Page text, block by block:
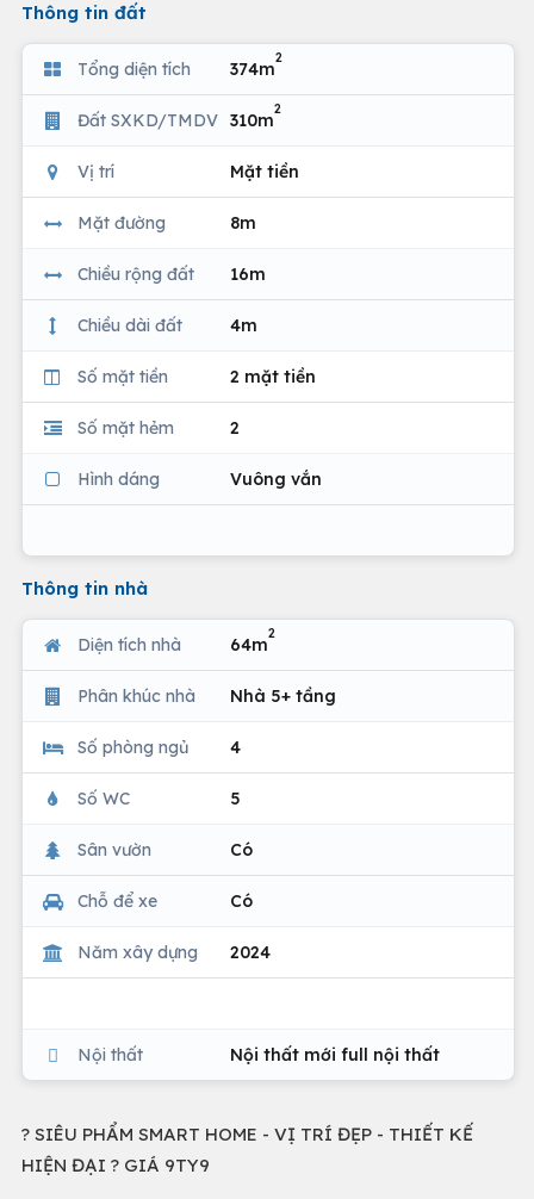
Thông tin đất
Tổng diện tích 374m
2
Đất SXKD/TMDV 310m
2
Vị trí Mặt tiền
Mặt đường 8m
Chiều rộng đất 16m
Chiều dài đất 4m
Số mặt tiền 2 mặt tiền
Số mặt hẻm 2
Hình dáng Vuông vắn
Thông tin nhà
Diện tích nhà 64m
2
Phân khúc nhà Nhà 5+ tầng
Số phòng ngủ 4
Số WC 5
Sân vườn Có
Chỗ để xe Có
Năm xây dựng 2024
Nội thất Nội thất mới full nội thất
? SIÊU PHẨM SMART HOME - VỊ TRÍ ĐẸP - THIẾT KẾ
HIỆN ĐẠI ? GIÁ 9TY9